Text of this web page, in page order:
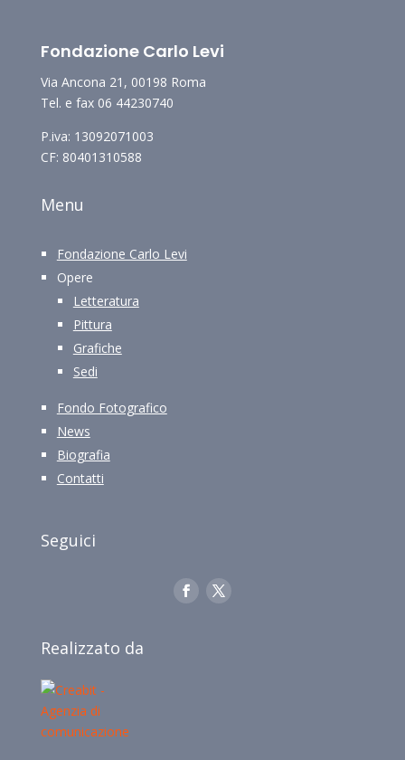
Fondazione Carlo Levi
Via Ancona 21, 00198 Roma
Tel. e fax 06 44230740
P.iva: 13092071003
CF: 80401310588
Menu
Fondazione Carlo Levi
Opere
Letteratura
Pittura
Grafiche
Sedi
Fondo Fotografico
News
Biografia
Contatti
Seguici
Realizzato da